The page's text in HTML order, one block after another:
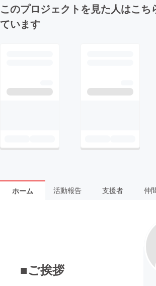
このプロジェクトを見た人はこち
ています
ホーム 活動報告 支援者 仲
■ご挨拶